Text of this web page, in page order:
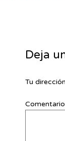
Deja
Tu
Comentario